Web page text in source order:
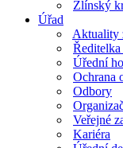
Zlínský
Úřad
Aktuality
Úřední
Ochrana
Odbory
Veřejné
Kariéra